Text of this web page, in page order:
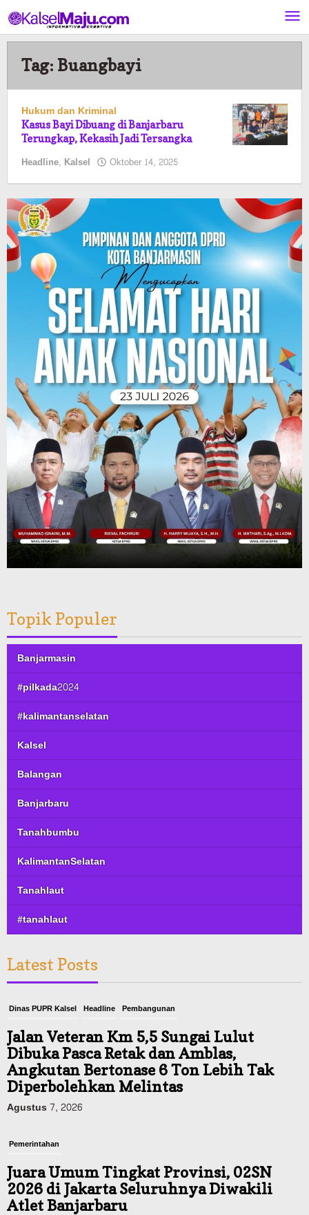
ke
konten
Tag: Buangbayi
Hukum dan Kriminal
Kasus Bayi Dibuang di Banjarbaru
Terungkap, Kekasih Jadi Tersangka
Headline, Kalsel Oktober 14, 2025
Topik Populer
Banjarmasin
#pilkada2024
#kalimantanselatan
Kalsel
Balangan
Banjarbaru
Tanahbumbu
KalimantanSelatan
Tanahlaut
#tanahlaut
Latest Posts
Dinas PUPR Kalsel Headline Pembangunan
Jalan Veteran Km 5,5 Sungai Lulut
Dibuka Pasca Retak dan Amblas,
Angkutan Bertonase 6 Ton Lebih Tak
Diperbolehkan Melintas
Agustus 7, 2026
Pemerintahan
Juara Umum Tingkat Provinsi, 02SN
2026 di Jakarta Seluruhnya Diwakili
Atlet Banjarbaru